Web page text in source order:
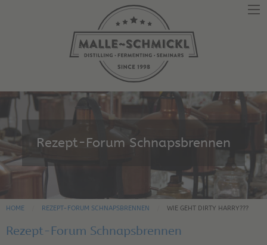
Rezept-Forum Schnapsbrennen
HOME REZEPT-FORUM SCHNAPSBRENNEN WIE GEHT DIRTY HARRY???
Rezept-Forum Schnapsbrennen